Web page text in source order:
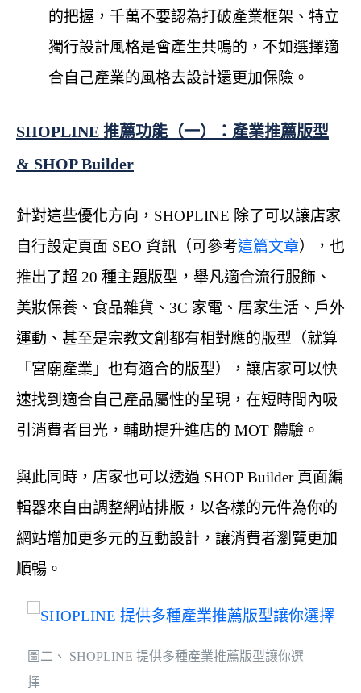
的把握，千萬不要認為打破產業框架、特立
獨行設計風格是會產生共鳴的，不如選擇適
合自己產業的風格去設計還更加保險。
SHOPLINE 推薦功能（一）：產業推薦版型
& SHOP Builder
針對這些優化方向，SHOPLINE 除了可以讓店家
自行設定頁面 SEO 資訊（可參考這篇文章），也
推出了超 20 種主題版型，舉凡適合流行服飾、
美妝保養、食品雜貨、3C 家電、居家生活、戶外
運動、甚至是宗教文創都有相對應的版型（就算
「宮廟產業」也有適合的版型），讓店家可以快
速找到適合自己產品屬性的呈現，在短時間內吸
引消費者目光，輔助提升進店的 MOT 體驗。
與此同時，店家也可以透過 SHOP Builder 頁面編
輯器來自由調整網站排版，以各樣的元件為你的
網站增加更多元的互動設計，讓消費者瀏覽更加
順暢。
圖二、 SHOPLINE 提供多種產業推薦版型讓你選
擇